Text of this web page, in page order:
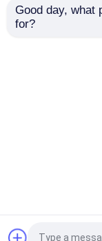
Macaronのプ
プラスチック
苗のトレイ 苗の
Good day, what
for?